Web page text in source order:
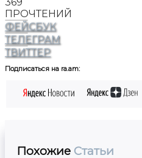
ПРОЧТЕНИЙ
ФЕЙСБУК
ТЕЛЕГРАМ
ТВИТТЕР
Подписаться на ra.am:
Похожие Статьи